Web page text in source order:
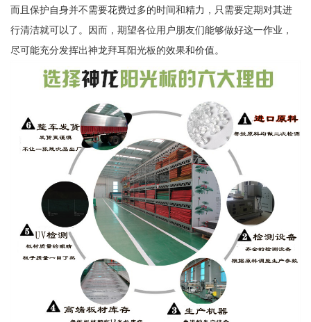
而且保护自身并不需要花费过多的时间和精力，只需要定期对其进
行清洁就可以了。因而，期望各位用户朋友们能够做好这一作业，
尽可能充分发挥出神龙拜耳阳光板的效果和价值。